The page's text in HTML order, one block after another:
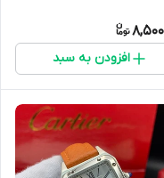
افزودن به سبد